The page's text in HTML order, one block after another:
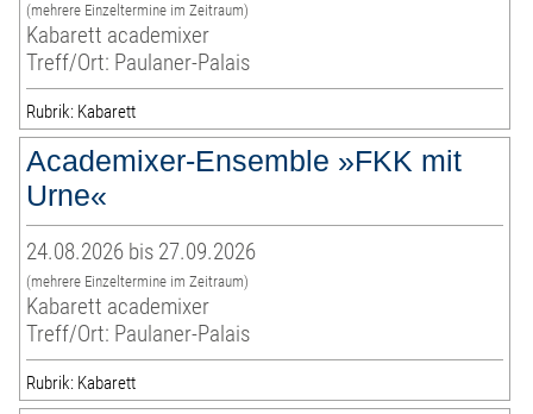
(mehrere Einzeltermine im Zeitraum)
Kabarett academixer
Treff/Ort: Paulaner-Palais
Rubrik: Kabarett
Academixer-Ensemble »FKK mit
Urne«
24.08.2026 bis 27.09.2026
(mehrere Einzeltermine im Zeitraum)
Kabarett academixer
Treff/Ort: Paulaner-Palais
Rubrik: Kabarett